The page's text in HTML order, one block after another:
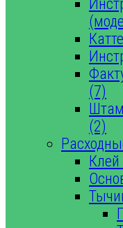
(7)
(2)
Клей